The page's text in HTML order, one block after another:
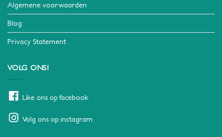
Algemene voorwaarden
Blog
Privacy Statement
VOLG ONS!
Like ons op facebook
Volg ons op instagram